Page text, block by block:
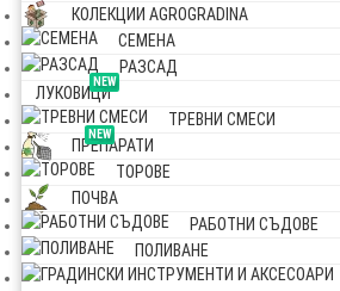
КОЛЕКЦИИ AGROGRADINA
СЕМЕНА
РАЗСАД
NEW
ЛУКОВИЦИ
ТРЕВНИ СМЕСИ
NEW
ПРЕПАРАТИ
ТОРОВЕ
ПОЧВА
РАБОТНИ СЪДОВЕ
ПОЛИВАНЕ